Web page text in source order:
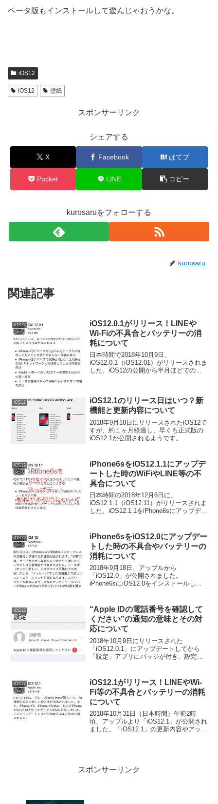
ベータ版もインストールして遊んじゃおうかな。
iOS12
iOS12 壁紙
スポンサーリンク
シェアする
X Facebook はてブ
Pocket LINE コピー
kurosaruをフォローする
kurosaru
関連記事
iOS12
iOS12.0.1がリリース！LINEや
Wi-Fiの不具合とバッテリーの消
耗について
日本時間で2018年10月9日、
iOS12.0.1（iOS12.01）がリリースされま
した。iOS12の公開から半月ほどでのリ
iOS12
iOS12.1のリリース日はいつ？新
機能と更新内容について
2018年9月18日にリリースされたiOS12で
すが、約１ヶ月経過し、早くも正式版の
iOS12.1が公開されるようです。
iOS12
iPhone6sをiOS12.1.1にアップデ
ートした時のWiFiやLINE等の不
具合について
日本時間の2018年12月6日に、
iOS12.1.1（iOS12.11）がリリースされま
した。iOS12.1.1をiPhone6sにアップデー
iOS12
iPhone6sをiOS12.0にアップデー
トした時の不具合やバッテリーの
消耗について
2018年9月18日、アップルから
「iOS12.0」が公開されました。
iPhone6sにiOS12.0をインストールした
iOS12
“Apple IDの電話番号を確認して
ください”の通知の意味とその対
応について
2018年10月9日にリリースされた
「iOS12.0.1」にアップデートしてから
「設定」アプリにバッジが付き、設定を
を確認してください①」。この通知につ
いて調...
iOS12
iOS12.1がリリース！LINEやWi-
Fi等の不具合とバッテリーの消耗
について
2018年10月31日（日本時間）午前2時
頃、アップルより「iOS12.1」が公開され
ました。「iOS12.1」の更新内容やアップ
スポンサーリンク